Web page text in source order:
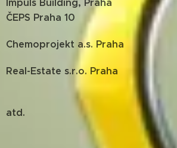
Impuls Building, Praha
ČEPS Praha 10
Chemoprojekt a.s. Praha
Real-Estate s.r.o. Praha
atd.